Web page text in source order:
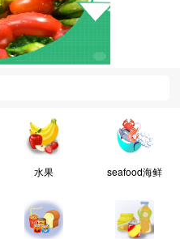
水果 seafood海鲜